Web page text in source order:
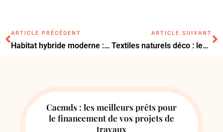
ARTICLE PRÉCÉDENT
Habitat hybride moderne : les grandes tendances qui transforment la maison
ARTICLE SUIVANT
Textiles naturels déco : les tendances à adopter pour un intérieur authentique
Cacmds : les meilleurs prêts pour
le financement de vos projets de
travaux